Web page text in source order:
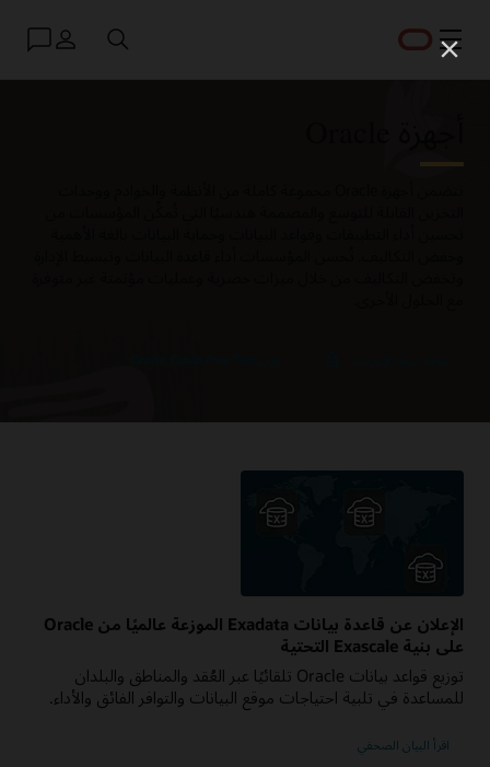
القائمة البلد
الإعلان عن قاعدة بيانات Exadata الموزعة عالميًا من Oracle
على بنية Exascale التحتية
توزيع قواعد بيانات Oracle تلقائيًا عبر العُقد والمناطق والبلدان
للمساعدة في تلبية احتياجات موقع البيانات والتوافر الفائق والأداء.
اقرأ البيان الصحفي